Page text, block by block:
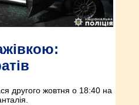
другого жовтня о 18:40 на